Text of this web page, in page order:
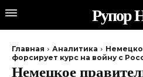
Рупор
Главная Аналитика
форсирует курс на войну с
Немецкое